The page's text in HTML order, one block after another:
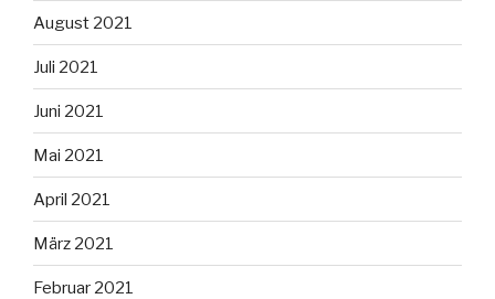
August 2021
Juli 2021
Juni 2021
Mai 2021
April 2021
März 2021
Februar 2021